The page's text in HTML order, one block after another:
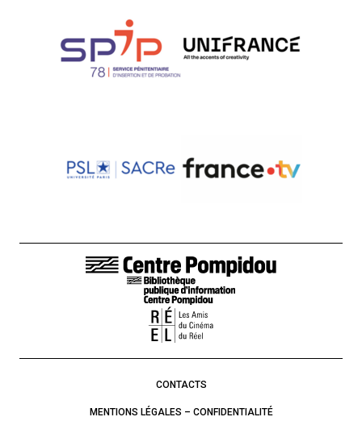
LIENS DE BAS DE PAGE
CONTACTS
MENTIONS LÉGALES – CONFIDENTIALITÉ